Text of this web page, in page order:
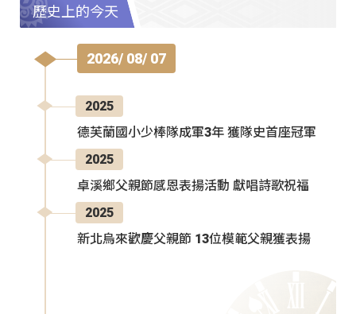
歷史上的今天
2026/ 08/ 07
2025
德芙蘭國小少棒隊成軍3年 獲隊史首座冠軍
2025
卓溪鄉父親節感恩表揚活動 獻唱詩歌祝福
2025
新北烏來歡慶父親節 13位模範父親獲表揚